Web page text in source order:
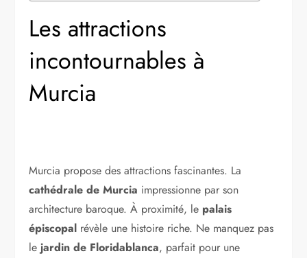
Les attractions
incontournables à
Murcia
Murcia propose des attractions fascinantes. La
cathédrale de Murcia impressionne par son
architecture baroque. À proximité, le palais
épiscopal révèle une histoire riche. Ne manquez pas
lejardin de Floridablanca, parfait pour une